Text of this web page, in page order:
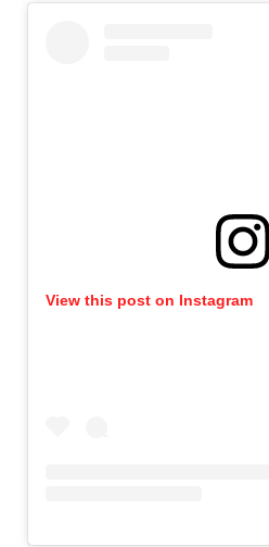
View this post on Instagram